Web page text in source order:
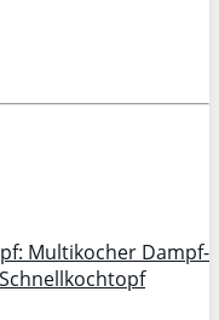
Multikocher Dampf-